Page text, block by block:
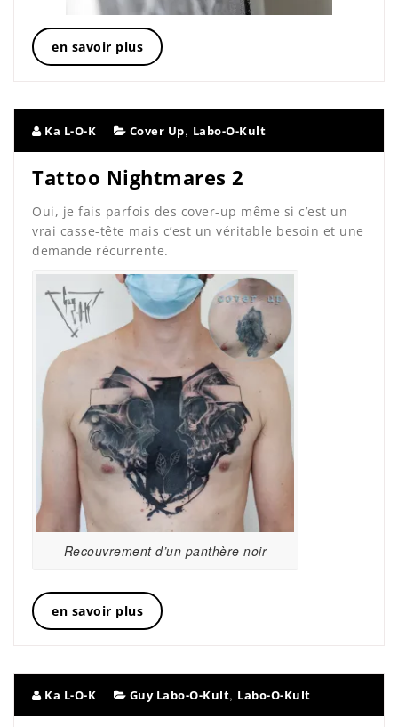
en savoir plus
Ka L-O-K Cover Up, Labo-O-Kult
Tattoo Nightmares 2
Oui, je fais parfois des cover-up même si c’est un
vrai casse-tête mais c’est un véritable besoin et une
demande récurrente.
Recouvrement d’un panthère noir
en savoir plus
Ka L-O-K Guy Labo-O-Kult, Labo-O-Kult